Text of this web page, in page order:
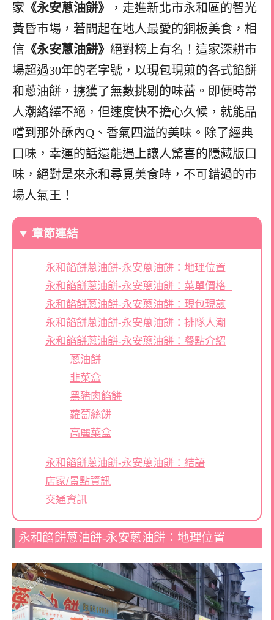
家 《永安蔥油餅》
，走進新北市永和區的智光
黃昏市場，若問起在地人最愛的銅板美食，相
信 《永安蔥油餅》 絕對榜上有名！這家深耕市
場超過30年的老字號，以現包現煎的各式餡餅
和蔥油餅，擄獲了無數挑剔的味蕾。即便時常
人潮絡繹不絕，但速度快不擔心久候，就能品
嚐到那外酥內Q、香氣四溢的美味。除了經典
口味，幸運的話還能遇上讓人驚喜的隱藏版口
味，絕對是來永和尋覓美食時，不可錯過的市
場人氣王！
章節連結
永和餡餅蔥油餅-永安蔥油餅：地理位置
永和餡餅蔥油餅-永安蔥油餅：菜單價格
永和餡餅蔥油餅-永安蔥油餅：現包現煎
永和餡餅蔥油餅-永安蔥油餅：排隊人潮
永和餡餅蔥油餅-永安蔥油餅：餐點介紹
蔥油餅
韭菜盒
黑豬肉餡餅
蘿蔔絲餅
高麗菜盒
永和餡餅蔥油餅-永安蔥油餅：結語
店家/景點資訊
交通資訊
永和餡餅蔥油餅-永安蔥油餅：地理位置